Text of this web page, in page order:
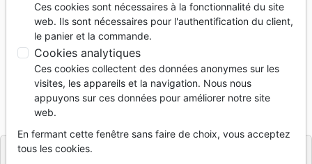
Accueil Divers
Tableaux et posters
Mon Cadre Inspiration - A comme Amour
Mon Cadre Inspiration
A comme Amour
RéférenceCEDI6252 EAN3700318962522
Cedis
Ces cookies sont nécessaires à la fonctionnalité du site
web. Ils sont nécessaires pour l'authentification du client,
le panier et la commande.
Cookies analytiques
Ces cookies collectent des données anonymes sur les
visites, les appareils et la navigation. Nous nous
appuyons sur ces données pour améliorer notre site
web.
En fermant cette fenêtre sans faire de choix, vous acceptez
tous les cookies.